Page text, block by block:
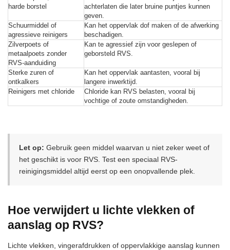
harde borstel
achterlaten die later bruine puntjes kunnen
geven.
Schuurmiddel of
agressieve reinigers
Kan het oppervlak dof maken of de afwerking
beschadigen.
Zilverpoets of
metaalpoets zonder
RVS-aanduiding
Kan te agressief zijn voor geslepen of
geborsteld RVS.
Sterke zuren of
ontkalkers
Kan het oppervlak aantasten, vooral bij
langere inwerktijd.
Reinigers met chloride
Chloride kan RVS belasten, vooral bij
vochtige of zoute omstandigheden.
Let op: Gebruik geen middel waarvan u niet zeker weet of
het geschikt is voor RVS. Test een speciaal RVS-
reinigingsmiddel altijd eerst op een onopvallende plek.
Hoe verwijdert u lichte vlekken of
aanslag op RVS?
Lichte vlekken, vingerafdrukken of oppervlakkige aanslag kunnen